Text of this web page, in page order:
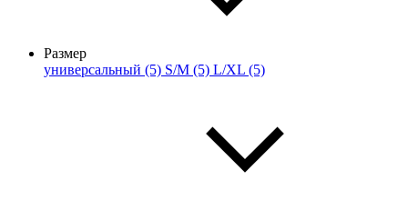
Размер
универсальный (5) S/M (5) L/XL (5)